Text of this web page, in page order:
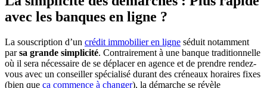
avec les banques en ligne ?
La souscription d’un crédit immobilier en ligne séduit notamment
parsa grande simplicité. Contrairement à une banque traditionnelle
où il sera nécessaire de se déplacer en agence et de prendre rendez-
vous avec un conseiller spécialisé durant des créneaux horaires fixes
(bien que ça commence à changer), la démarche se révèle